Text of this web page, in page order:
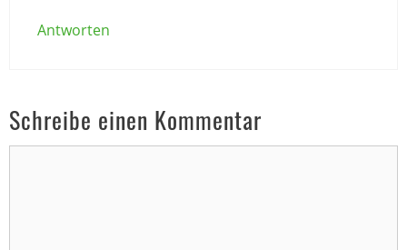
Antworten
Schreibe einen Kommentar